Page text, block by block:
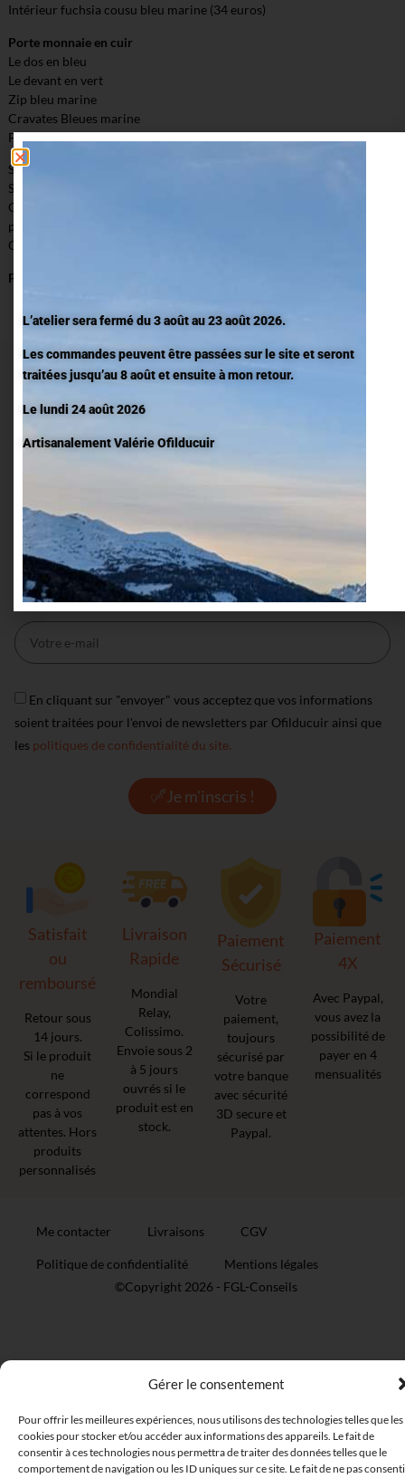
Gérer le consentement
Pour offrir les meilleures expériences, nous utilisons des technologies telles que les
cookies pour stocker et/ou accéder aux informations des appareils. Le fait de
consentir à ces technologies nous permettra de traiter des données telles que le
comportement de navigation ou les ID uniques sur ce site. Le fait de ne pas
Intérieur fuchsia cousu bleu marine (34 euros)
Porte monnaie en cuir
Le dos en bleu
Le devant en vert
Zip bleu marine
Cravates Bleues marine
Fil de couture bleu marine (55 euros)
Sa longueur extérieure 13,5cm
Sa hauteur extérieure 8cm
Ouverture de la grande poche 12cm Sa petite poche 6cm de
profondeur
Ouverture de la petite poche 8,5cm
Fabrication semaine 17
Rejoignez l’univers O fil du
découvrir les nouvelles pièces en cuir coloré et les coulisses de
En cliquant sur "envoyer" vous acceptez que vos informations
soient traitées pour l'envoi de newsletters par Ofilducuir ainsi que
les politiques de confidentialité du site.
Je m'inscris !
Satisfait
ou
remboursé
Retour sous
14 jours.
Si le produit
ne
correspond
pas à vos
attentes. Hors
produits
personnalisés
Livraison
Rapide
Mondial
Relay,
Colissimo.
Envoie sous 2
à 5 jours
ouvrés si le
produit est en
stock.
Paiement
Sécurisé
Votre
paiement,
toujours
sécurisé par
votre banque
avec sécurité
3D secure et
Paypal.
Paiement
4X
Avec Paypal,
vous avez la
possibilité de
payer en 4
mensualités
Me contacter Livraisons CGV
Politique de confidentialité
Mentions légales
©Copyright 2026 - FGL-Conseils
L’atelier sera fermé du 3 août au 23 août 2026.
Les commandes peuvent être passées sur le site et seront
traitées jusqu’au 8 août et ensuite à mon retour.
Le lundi 24 août 2026
Artisanalement Valérie Ofilducuir